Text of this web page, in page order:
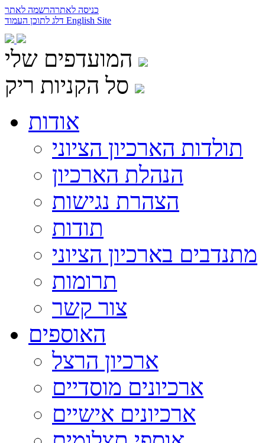
כניסה לאתרהרשמה לאתר
English Site
המועדפים שלי
סל הקניות ריק
אודות
תולדות הארכיון הציוני
הנהלת הארכיון
הצהרת נגישות
תודות
מתנדבים בארכיון הציוני
תרומות
צור קשר
האוספים
ארכיון הרצל
ארכיונים מוסדיים
ארכיונים אישיים